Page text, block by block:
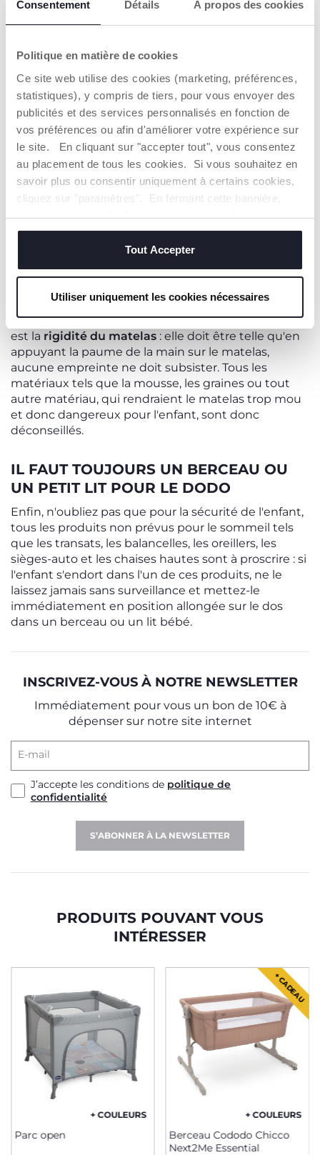
Consentement Détails À propos des cookies
Politique en matière de cookies
Ce site web utilise des cookies (marketing, préférences,
statistiques), y compris de tiers, pour vous envoyer des
publicités et des services personnalisés en fonction de
vos préférences ou afin d'améliorer votre expérience sur
le site. En cliquant sur "accepter tout", vous consentez
au placement de tous les cookies. Si vous souhaitez en
savoir plus ou consentir uniquement à certains cookies,
cliquez sur "paramètres". En fermant cette bannière,
vous consentez à l'utilisation des seuls cookies
techniques, qui sont essentiels au service demandé.
Tout Accepter
Utiliser uniquement les cookies nécessaires
près de bébé.
COMMENT CHOISIR LE MATELAS DU
NOUVEAU-NÉ
À l'achat d'un matelas pour le berceau ou le lit de
bébé, il convient d'opter pour un matelas
spécialement étudié. Les berceaux sont
généralement vendus avec le matelas
correspondant, mais il arrive parfois qu'on l'achète
séparément ou qu'on l'emprunte. Dans tous les cas,
vérifier la taille du matelas: l'espace entre le
matelas et le bord du berceau (ou du lit d'enfant) ne
doit pas dépasser deux doigts afin d'éviter de créer
des espaces vides potentiellement dangereux pour
le bébé. La deuxième caractéristique fondamentale
est la rigidité du matelas : elle doit être telle qu'en
appuyant la paume de la main sur le matelas,
aucune empreinte ne doit subsister. Tous les
matériaux tels que la mousse, les graines ou tout
autre matériau, qui rendraient le matelas trop mou
et donc dangereux pour l'enfant, sont donc
déconseillés.
IL FAUT TOUJOURS UN BERCEAU OU
UN PETIT LIT POUR LE DODO
Enfin, n'oubliez pas que pour la sécurité de l'enfant,
tous les produits non prévus pour le sommeil tels
que les transats, les balancelles, les oreillers, les
sièges-auto et les chaises hautes sont à proscrire : si
l'enfant s'endort dans l'un de ces produits, ne le
laissez jamais sans surveillance et mettez-le
immédiatement en position allongée sur le dos
dans un berceau ou un lit bébé.
INSCRIVEZ-VOUS À NOTRE NEWSLETTER
Immédiatement pour vous un bon de 10€ à
dépenser sur notre site internet
E-mail
J’accepte les conditions de politique de
confidentialité
S’ABONNER À LA NEWSLETTER
PRODUITS POUVANT VOUS
INTÉRESSER
+ COULEURS
Parc open
+ CADEAU
+ COULEURS
Berceau Cododo Chicco
Next2Me Essential